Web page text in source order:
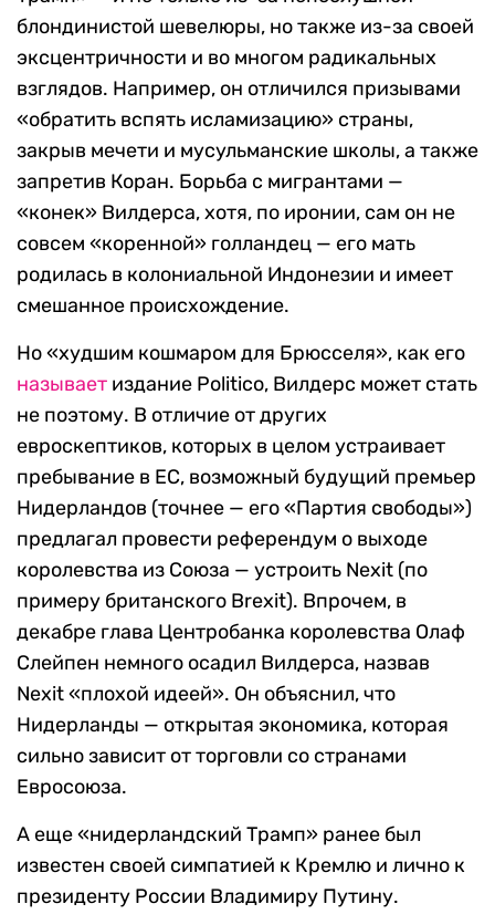
блондинистой шевелюры, но также из-за своей
эксцентричности и во многом радикальных
взглядов. Например, он отличился призывами
«обратить вспять исламизацию» страны,
закрыв мечети и мусульманские школы, а также
запретив Коран. Борьба с мигрантами —
«конек» Вилдерса, хотя, по иронии, сам он не
совсем «коренной» голландец — его мать
родилась в колониальной Индонезии и имеет
смешанное происхождение.
Но «худшим кошмаром для Брюсселя», как его
называет издание Politico, Вилдерс может стать
не поэтому. В отличие от других
евроскептиков, которых в целом устраивает
пребывание в ЕС, возможный будущий премьер
Нидерландов (точнее — его «Партия свободы»)
предлагал провести референдум о выходе
королевства из Союза — устроить Nexit (по
примеру британского Brexit). Впрочем, в
декабре глава Центробанка королевства Олаф
Слейпен немного осадил Вилдерса, назвав
Nexit «плохой идеей». Он объяснил, что
Нидерланды — открытая экономика, которая
сильно зависит от торговли со странами
Евросоюза.
А еще «нидерландский Трамп» ранее был
известен своей симпатией к Кремлю и лично к
президенту России Владимиру Путину.